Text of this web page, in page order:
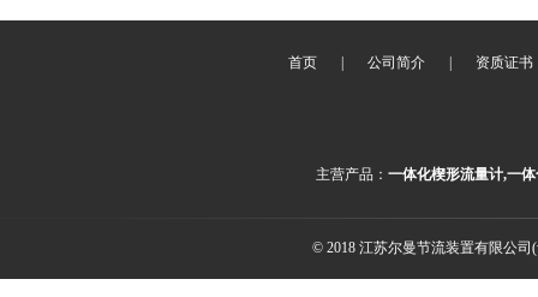
首页 公司简介 资质证书
主营产品：一体化楔形流量计,一
© 2018 江苏尔曼节流装置有限公司